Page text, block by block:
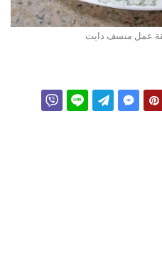
عمل منسف دايت